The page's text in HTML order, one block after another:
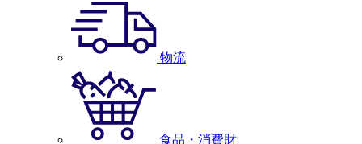
物流
食品・消費財